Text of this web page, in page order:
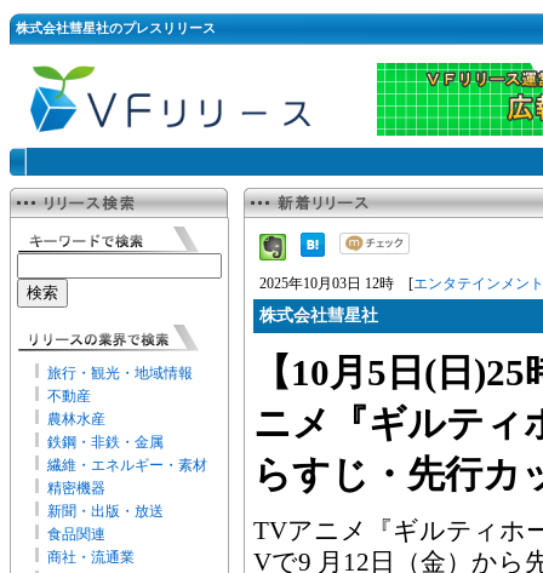
株式会社彗星社のプレスリリース
旅行・観光・地域情報
不動産
農林水産
鉄鋼・非鉄・金属
繊維・エネルギー・素材
精密機器
新聞・出版・放送
食品関連
商社・流通業
2025年10月03日 12時 [エンタテインメン
株式会社彗星社
【10月5日(日
ニメ『ギルテ
らすじ・先行カ
TVアニメ『ギルティホ
Vで9 月12日（金）から